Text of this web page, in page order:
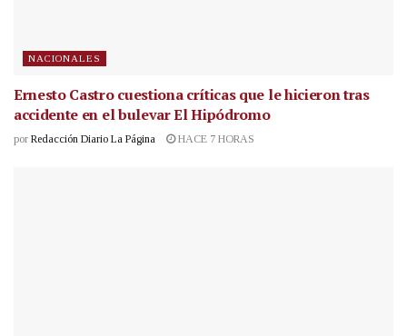
NACIONALES
Ernesto Castro cuestiona críticas que le hicieron tras
accidente en el bulevar El Hipódromo
por Redacción Diario La Página HACE 7 HORAS